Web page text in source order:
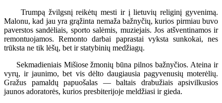
Trumpą žvilgsnį reikėtų mesti ir į lietuvių religinį gyvenimą.
Malonu, kad jau yra grąžinta nemaža bažnyčių, kurios pirmiau buvo
paverstos sandėliais, sporto salėmis, muziejais. Jos atšventinamos ir
remontuojamos. Remonto darbai paprastai vyksta sunkokai, nes
trūksta ne tik lėšų, bet ir statybinių medžiagų.
Sekmadieniais Mišiose žmonių būna pilnos bažnyčios. Ateina ir
vyrų, ir jaunimo, bet vis dėlto daugiausia pagyvenusių moterėlių.
Gražus pamaldų papuošalas — baltais drabužiais apsivilkusios
jaunos adoratorės, kurios presbiterijoje meldžiasi ir gieda.